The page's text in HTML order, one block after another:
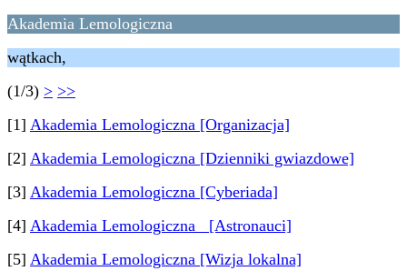
Akademia Lemologiczna
wątkach,
(1/3) > >>
[1] Akademia Lemologiczna [Organizacja]
[2] Akademia Lemologiczna [Dzienniki gwiazdowe]
[3] Akademia Lemologiczna [Cyberiada]
[4] Akademia Lemologiczna [Astronauci]
[5] Akademia Lemologiczna [Wizja lokalna]